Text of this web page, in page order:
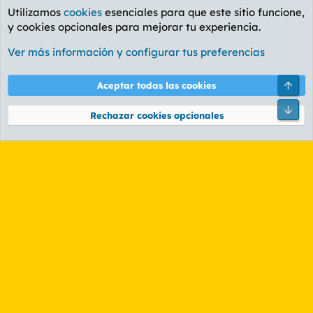
Foro Informática y Videojuegos
Cookies
PL OLDSTYLE AMARILLO
Términos y reglas Política de privacidad Ayuda
Community platform by XenForo® © 2010-2026 XenForo Ltd.
Utilizamos cookies esenciales para que este sitio funcione,
y cookies opcionales para mejorar tu experiencia.
Ver más información y configurar tus preferencias
Aceptar todas las cookies
Rechazar cookies opcionales
Pie